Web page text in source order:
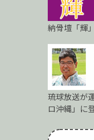
納骨壇「輝」
琉球放送が
ロ沖縄」に